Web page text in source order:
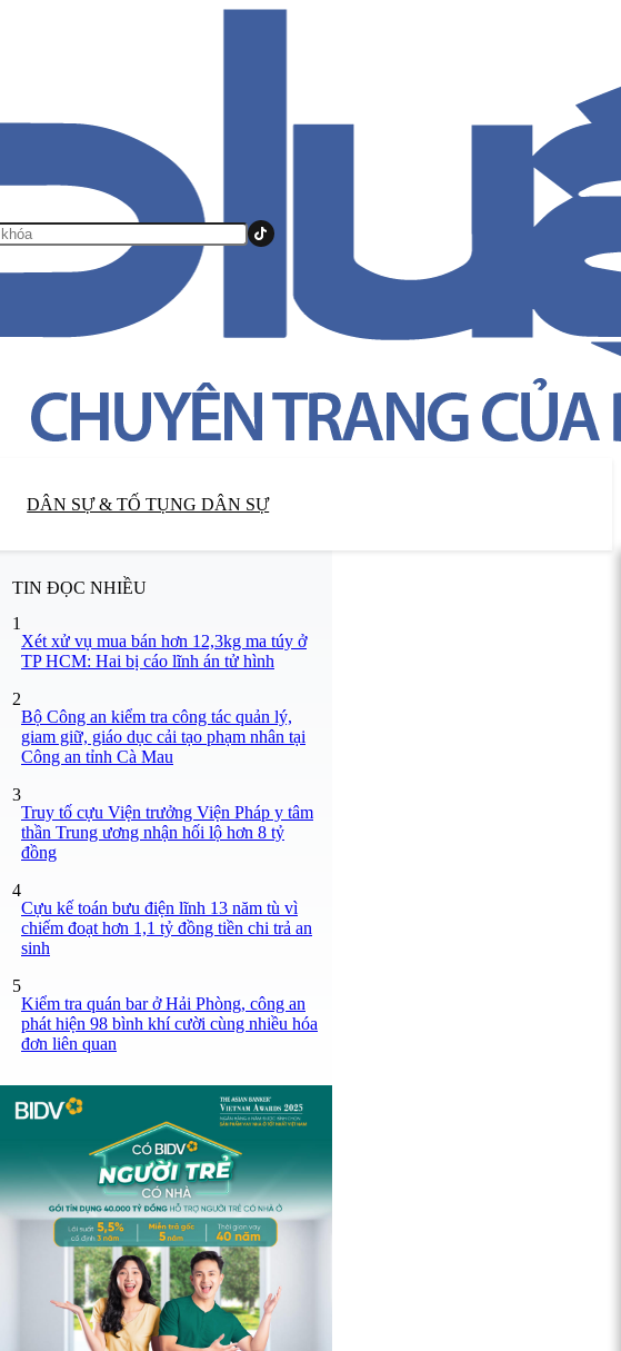
DÂN SỰ & TỐ TỤNG DÂN SỰ
TIN ĐỌC NHIỀU
1
Xét xử vụ mua bán hơn 12,3kg ma túy ở
TP HCM: Hai bị cáo lĩnh án tử hình
2
Bộ Công an kiểm tra công tác quản lý,
giam giữ, giáo dục cải tạo phạm nhân tại
Công an tỉnh Cà Mau
3
Truy tố cựu Viện trưởng Viện Pháp y tâm
thần Trung ương nhận hối lộ hơn 8 tỷ
đồng
4
Cựu kế toán bưu điện lĩnh 13 năm tù vì
chiếm đoạt hơn 1,1 tỷ đồng tiền chi trả an
sinh
5
Kiểm tra quán bar ở Hải Phòng, công an
phát hiện 98 bình khí cười cùng nhiều hóa
đơn liên quan